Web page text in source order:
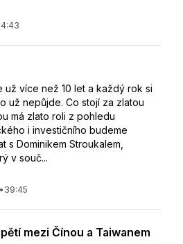
už více než 10 let a každý rok si
už nepůjde. Co stojí za zlatou
má zlato roli z pohledu
i investičního budeme
s Dominikem Stroukalem,
v souč...
• 39:45
mezi Čínou a Taiwanem